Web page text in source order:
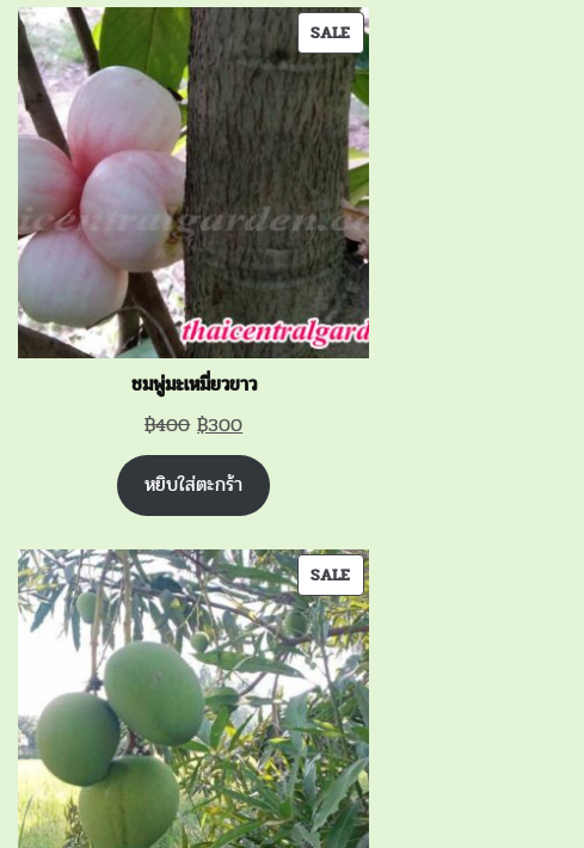
SALEPRODUCT
ON
SALE
ชมพู่มะเหมี่ยวขาว
฿400 Original
price
was:
฿400.
฿300Current
price
is:
฿300.
หยิบใส่ตะกร้า
SALEPRODUCT
ON
SALE